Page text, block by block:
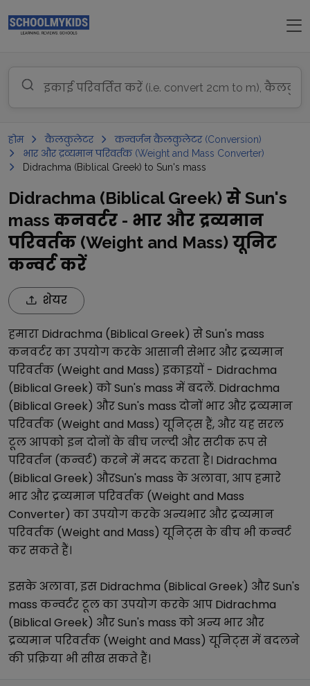
होम कैलकुलेटर
कन्वर्जन कैलकुलेटर (Conversion)
भार और द्रव्यमान परिवर्तक (Weight and Mass Converter)
Didrachma (Biblical Greek) to Sun's mass
Didrachma (Biblical Greek) से Sun's
mass कनवर्टर - भार और द्रव्यमान
परिवर्तक (Weight and Mass) यूनिट
कन्वर्ट करें
शेयर
हमारा Didrachma (Biblical Greek) सेSun's mass
कनवर्टर का उपयोग करके आसानी सेभार और द्रव्यमान
परिवर्तक (Weight and Mass) इकाइयों - Didrachma
(Biblical Greek) कोSun's mass में बदलें. Didrachma
(Biblical Greek) औरSun's mass दोनों भार और द्रव्यमान
परिवर्तक (Weight and Mass) यूनिट्स हैं, और यह सरल
टूल आपको इन दोनों के बीच जल्दी और सटीक रूप से
परिवर्तन (कन्वर्ट) करने में मदद करता है। Didrachma
(Biblical Greek) औरSun's mass के अलावा, आप हमारे
भार और द्रव्यमान परिवर्तक (Weight and Mass
Converter) का उपयोग करके अन्यभार और द्रव्यमान
परिवर्तक (Weight and Mass) यूनिट्स के बीच भी कन्वर्ट
कर सकते हैं।
इसके अलावा, इस Didrachma (Biblical Greek) औरSun's
mass कन्वर्टर टूल का उपयोग करके आप Didrachma
(Biblical Greek) औरSun's mass को अन्य भार और
द्रव्यमान परिवर्तक (Weight and Mass) यूनिट्स में बदलने
की प्रक्रिया भी सीख सकते हैं।